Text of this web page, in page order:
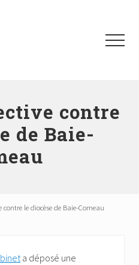
Menu
contre
de Baie-
contre le diocèse de Baie-Comeau
a déposé une